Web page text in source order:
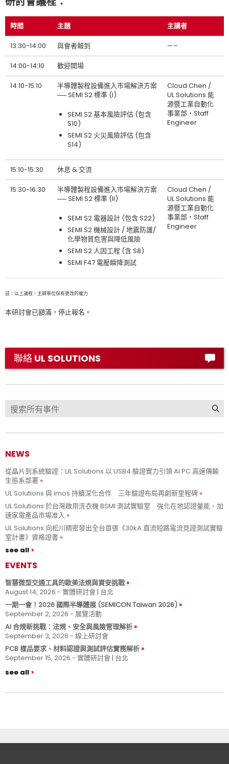
時間 主題 主講者
13:30-14:00 與會者報到 —–
14:00-14:10 歡迎開場
14:10-15:10
半導體製程設備進入市場解決方案
── SEMI S2 標準 (I)
SEMI S2 基本風險評估 (包含
S10)
SEMI S2 火災風險評估 (包含
S14)
Cloud Chen /
UL Solutions 能
源暨工業自動化
事業部‧Staff
Engineer
15:10-15:30 休息 & 交流
15:30-16:30
半導體製程設備進入市場解決方案
── SEMI S2 標準 (II)
SEMI S2 電器設計 (包含 S22)
SEMI S2 機械設計 / 地震防護/
化學物質危害與降低風險
SEMI S2 人因工程 (含 S8)
SEMI F47 電壓瞬降測試
Cloud Chen /
UL Solutions 能
源暨工業自動化
事業部‧Staff
Engineer
註：以上議程，主辧單位保有更改的權力
本研討會已額滿，停止報名。
聯絡 UL SOLUTIONS
NEWS
從晶片到系統驗證：UL Solutions 以 USB4 驗證實力引領 AI PC 高速傳輸
生態系部署
UL Solutions 與 imos 持續深化合作 三年驗證布局再創新里程碑
UL Solutions 於台灣啟用洗衣機 BSMI 測試實驗室 強化在地認證量能、加
速家電產品市場准入
UL Solutions 向松川精密發出全台首張《30kA 直流短路電流見證測試實驗
室計畫》資格證書
see all
EVENTS
智慧微型交通工具的歐美法規與資安挑戰
August 14, 2026 - 實體研討會 | 台北
一期一會！2026 國際半導體展 (SEMICON Taiwan 2026)
September 2, 2026 - 展覽活動
AI 合規新挑戰：法規、安全與風險管理解析
September 3, 2026 - 線上研討會
PCB 樣品要求、材料認證與測試評估實務解析
September 15, 2026 - 實體研討會 | 台北
see all